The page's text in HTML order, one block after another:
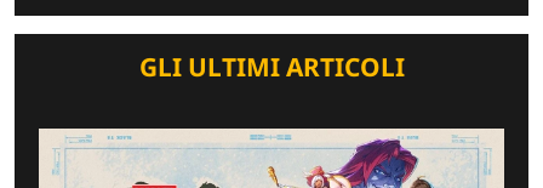
GLI ULTIMI ARTICOLI